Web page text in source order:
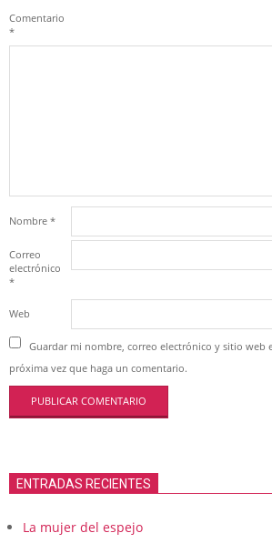
Comentario
*
Nombre *
Correo
electrónico
*
Web
Guardar mi nombre, correo electrónico y sitio web
próxima vez que haga un comentario.
ENTRADAS RECIENTES
La mujer del espejo